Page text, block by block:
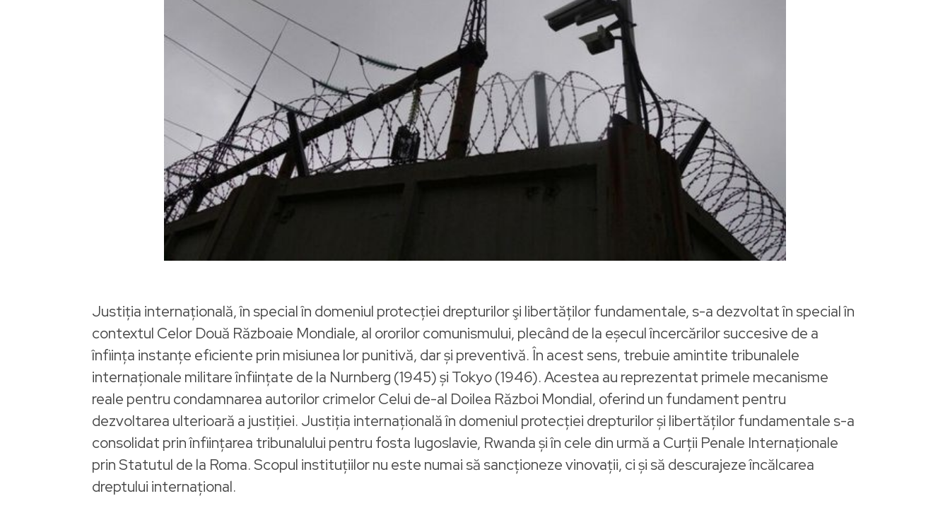
Justiția internațională, în special în domeniul protecției drepturilor şi libertăților fundamentale, s-a dezvoltat în special în
contextul Celor Două Războaie Mondiale, al ororilor comunismului, plecând de la eșecul încercărilor succesive de a
înființa instanțe eficiente prin misiunea lor punitivă, dar și preventivă. În acest sens, trebuie amintite tribunalele
internaționale militare înființate de la Nurnberg (1945) și Tokyo (1946). Acestea au reprezentat primele mecanisme
reale pentru condamnarea autorilor crimelor Celui de-al Doilea Război Mondial, oferind un fundament pentru
dezvoltarea ulterioară a justiției. Justiția internațională în domeniul protecției drepturilor și libertăților fundamentale s-a
consolidat prin înființarea tribunalului pentru fosta Iugoslavie, Rwanda și în cele din urmă a Curții Penale Internaționale
prin Statutul de la Roma. Scopul instituțiilor nu este numai să sancționeze vinovații, ci și să descurajeze încălcarea
dreptului internațional.